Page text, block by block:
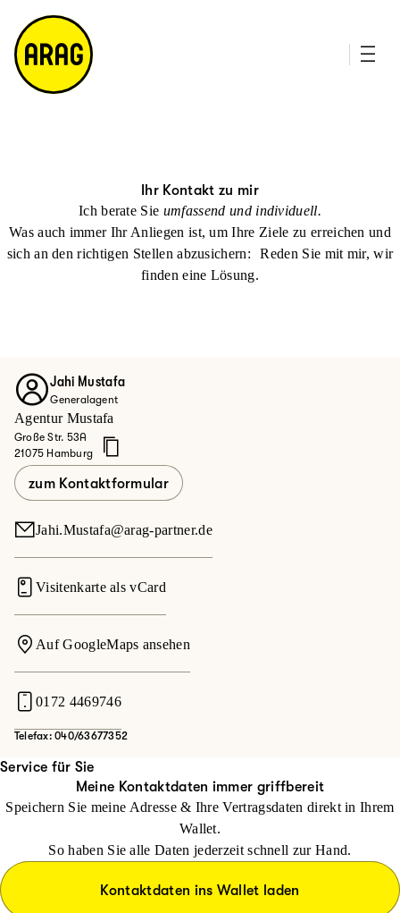
m
a
p
Ihr Kontakt zu mir
Ich berate Sie umfassend und individuell.
Was auch immer Ihr Anliegen ist, um Ihre Ziele zu erreichen und
sich an den richtigen Stellen abzusichern: Reden Sie mit mir, wir
finden eine Lösung.
Jahi Mustafa
Generalagent
Agentur Mustafa
Große Str. 53A
21075 Hamburg
zum Kontaktformular
Jahi.Mustafa@arag-partner.de
Visitenkarte als vCard
Auf GoogleMaps ansehen
0172 4469746
Telefax: 040/63677352
Service für Sie
Meine Kontaktdaten immer griffbereit
Speichern Sie meine Adresse & Ihre Vertragsdaten direkt in Ihrem
Wallet.
So haben Sie alle Daten jederzeit schnell zur Hand.
Kontaktdaten ins Wallet laden